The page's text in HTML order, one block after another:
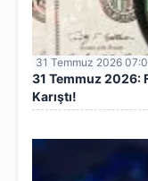
31 Temmuz 2026
31 Temmuz 2026:
Karıştı!